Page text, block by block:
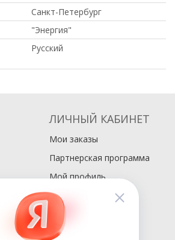
Санкт-Петербург
"Энергия"
Русский
ЛИЧНЫЙ КАБИНЕТ
Мои заказы
Партнерская программа
Мой профиль